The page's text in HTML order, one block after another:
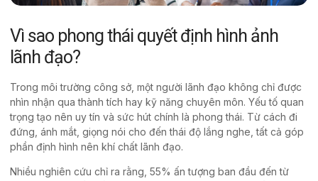
Vì sao phong thái quyết định hình ảnh
lãnh đạo?
Trong môi trường công sở, một người lãnh đạo không chỉ được
nhìn nhận qua thành tích hay kỹ năng chuyên môn. Yếu tố quan
trọng tạo nên uy tín và sức hút chính là phong thái. Từ cách đi
đứng, ánh mắt, giọng nói cho đến thái độ lắng nghe, tất cả góp
phần định hình nên khí chất lãnh đạo.
Nhiều nghiên cứu chỉ ra rằng, 55% ấn tượng ban đầu đến từ